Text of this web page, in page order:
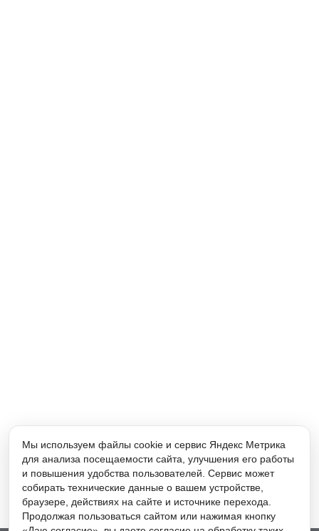
Мы используем файлы cookie и сервис Яндекс Метрика
для анализа посещаемости сайта, улучшения его работы
и повышения удобства пользователей. Сервис может
собирать технические данные о вашем устройстве,
браузере, действиях на сайте и источнике перехода.
Продолжая пользоваться сайтом или нажимая кнопку